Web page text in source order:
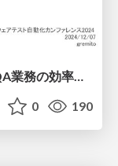
クラウドE2Eテスト環境を構築してQA業務の効率化アップ
0 190